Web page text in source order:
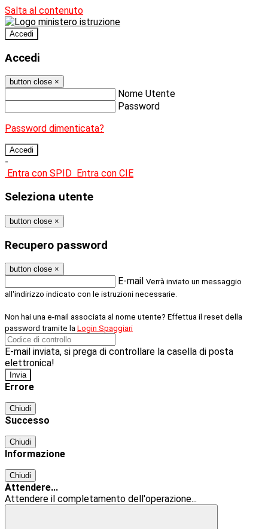
Salta al contenuto
Accedi
Accedi
button close ×
Nome Utente
Password
Password dimenticata?
-
Entra con SPID Entra con CIE
Seleziona utente
button close ×
Recupero password
button close ×
E-mail Verrà inviato un messaggio
all'indirizzo indicato con le istruzioni necessarie.
Non hai una e-mail associata al nome utente? Effettua il reset della
password tramite la Login Spaggiari
E-mail inviata, si prega di controllare la casella di posta
elettronica!
Errore
Chiudi
Successo
Chiudi
Informazione
Chiudi
Attendere...
Attendere il completamento dell'operazione...